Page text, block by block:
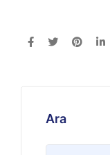
Ara